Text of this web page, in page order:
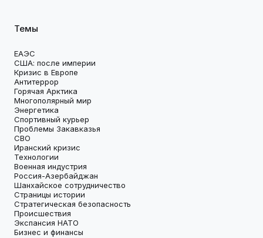
Темы
ЕАЭС
США: после империи
Кризис в Европе
Антитеррор
Горячая Арктика
Многополярный мир
Энергетика
Спортивный курьер
Проблемы Закавказья
СВО
Иранский кризис
Технологии
Военная индустрия
Россия-Азербайджан
Шанхайское сотрудничество
Страницы истории
Стратегическая безопасность
Происшествия
Экспансия НАТО
Бизнес и финансы